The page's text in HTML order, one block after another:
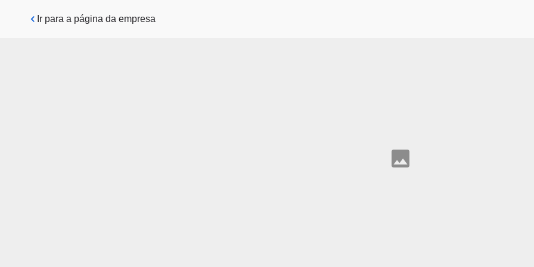
Pular para o conteúdo principal
Ir para a página da empresa